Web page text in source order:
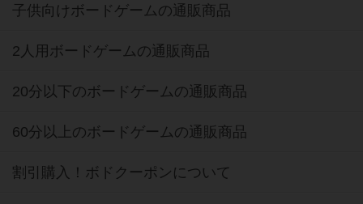
子供向けボードゲームの通販商品
2人用ボードゲームの通販商品
20分以下のボードゲームの通販商品
60分以上のボードゲームの通販商品
割引購入！ボドクーポンについて